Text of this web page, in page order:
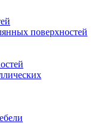
поверхностей